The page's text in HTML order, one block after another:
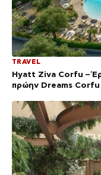
TRAVEL
Hyatt Ziva Corfu –
πρώην Dreams